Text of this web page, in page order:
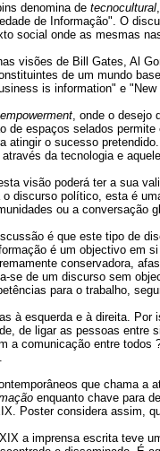
denomina de tecnocultural
de Informação". O
social onde as mesmas
visões de Bill Gates, Al
de um mundo
is information" e
empowerment, onde o desejo
de espaços selados
atingir o sucesso
da tecnologia e
visão poderá ter a sua
discurso político, esta é
ou a conversação
é que este tipo de
é um objectivo em
conservadora,
se de um discurso sem
para o trabalho,
à esquerda e à direita.
de ligar as pessoas
a comunicação entre
que chama a
enquanto chave para
Poster considera assim,
a imprensa escrita teve